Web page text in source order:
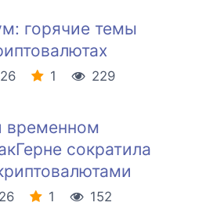
горячие темы
1
229
временном
сократила
1
152